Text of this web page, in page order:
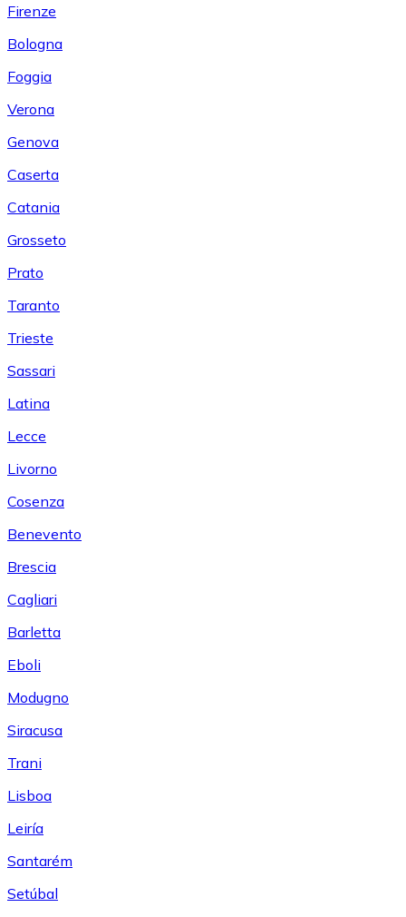
Firenze
Bologna
Foggia
Verona
Genova
Caserta
Catania
Grosseto
Prato
Taranto
Trieste
Sassari
Latina
Lecce
Livorno
Cosenza
Benevento
Brescia
Cagliari
Barletta
Eboli
Modugno
Siracusa
Trani
Lisboa
Leiría
Santarém
Setúbal